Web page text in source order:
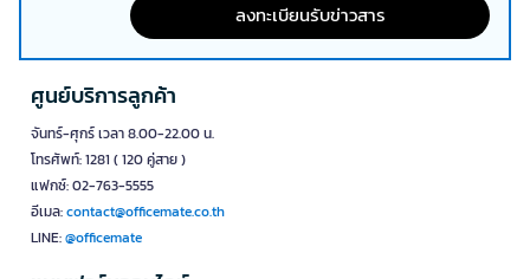
ลงทะเบียนรับข่าวสาร
ศูนย์บริการลูกค้า
จันทร์-ศุกร์ เวลา 8.00-22.00 น.
โทรศัพท์: 1281 ( 120 คู่สาย )
แฟกซ์: 02-763-5555
อีเมล:contact@officemate.co.th
LINE:@officemate